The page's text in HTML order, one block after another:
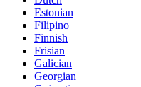
Estonian
Filipino
Finnish
Frisian
Galician
Georgian